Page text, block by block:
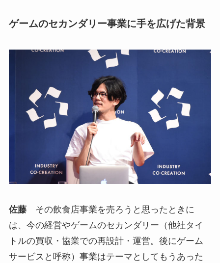
ゲームのセカンダリー事業に手を広げた背景
佐藤その飲食店事業を売ろうと思ったときに
は、今の経営やゲームのセカンダリー（他社タイ
トルの買収・協業での再設計・運営。後にゲーム
サービスと呼称）事業はテーマとしてもうあった